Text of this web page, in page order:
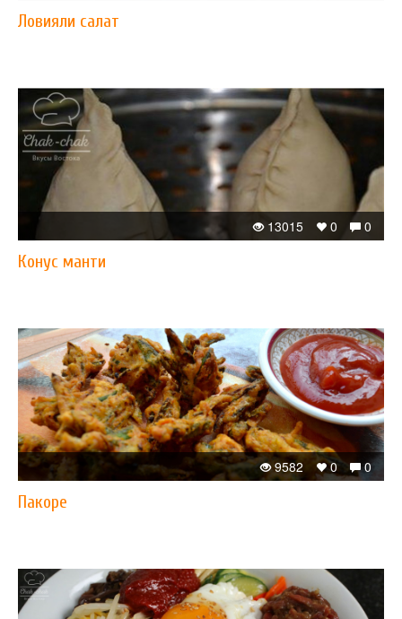
Ловияли салат
0
0
13015
Конус манти
0
0
9582
Пакоре